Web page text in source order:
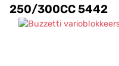
250/300CC 5442